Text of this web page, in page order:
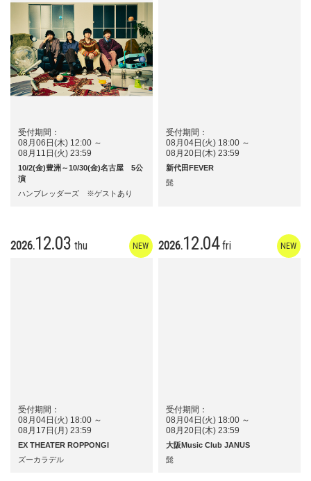
受付期間：
08月06日(木) 12:00 ～
08月11日(火) 23:59
10/2(金)豊洲～10/30(金)名古屋 5公
演
ハンブレッダーズ ※ゲストあり
受付期間：
08月04日(火) 18:00 ～
08月20日(木) 23:59
新代田FEVER
髭
2026.12.03thu
受付期間：
08月04日(火) 18:00 ～
08月17日(月) 23:59
EX THEATER ROPPONGI
ズーカラデル
2026.12.04fri
受付期間：
08月04日(火) 18:00 ～
08月20日(木) 23:59
大阪Music Club JANUS
髭